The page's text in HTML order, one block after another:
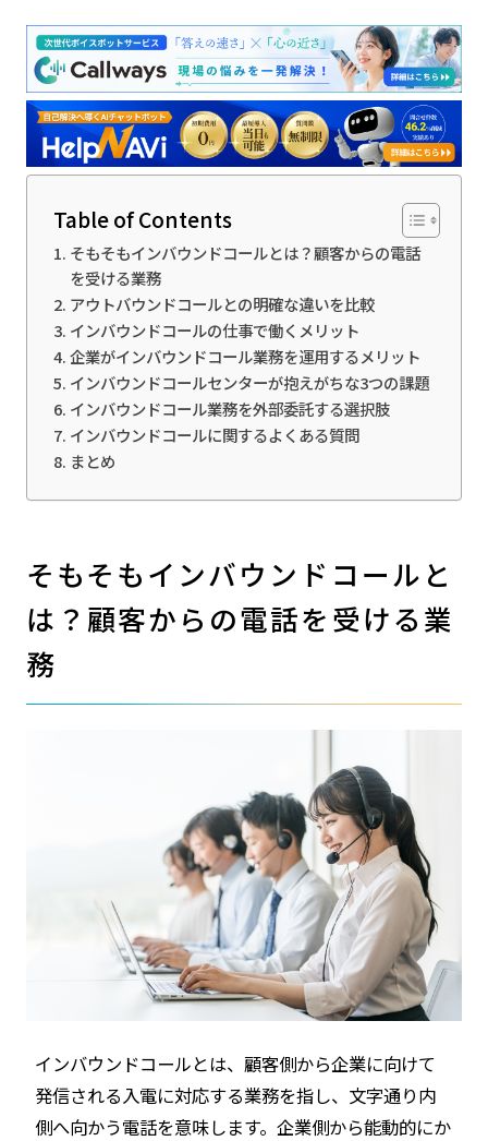
Table of Contents
そもそもインバウンドコールとは？顧客からの電話
を受ける業務
アウトバウンドコールとの明確な違いを比較
インバウンドコールの仕事で働くメリット
企業がインバウンドコール業務を運用するメリット
インバウンドコールセンターが抱えがちな3つの課題
インバウンドコール業務を外部委託する選択肢
インバウンドコールに関するよくある質問
まとめ
そもそもインバウンドコールと
は？顧客からの電話を受ける業
務
インバウンドコールとは、顧客側から企業に向けて
発信される入電に対応する業務を指し、文字通り内
側へ向かう電話を意味します。企業側から能動的にか